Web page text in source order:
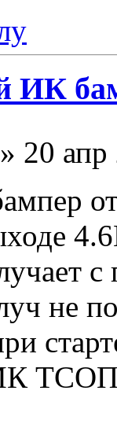
ИК
» 20
не
ТСОП